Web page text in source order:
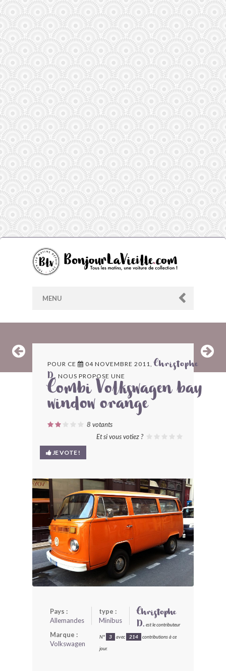
MENU
ARCHIVES
LES CONTRIBUTEURS
MODÈLES ET MARQUES
COMMENT FONCTIONNE BLV ?
POUR CE 04 NOVEMBRE 2011,Christophe
D. NOUS PROPOSE UNE
Combi Volkswagen bay
window orange
8 votants
Et si vous votiez ?
JE VOTE !
Pays :
Allemandes
type :
Minibus
Marque :
Volkswagen
Christophe
D. est le contributeur
N° 3 avec 214 contributions à ce
jour.